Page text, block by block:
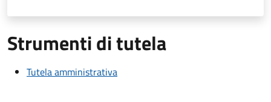
Strumenti di tutela
Tutela amministrativa